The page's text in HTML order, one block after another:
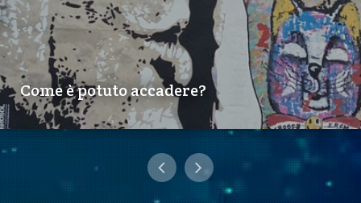
Come è potuto accadere?